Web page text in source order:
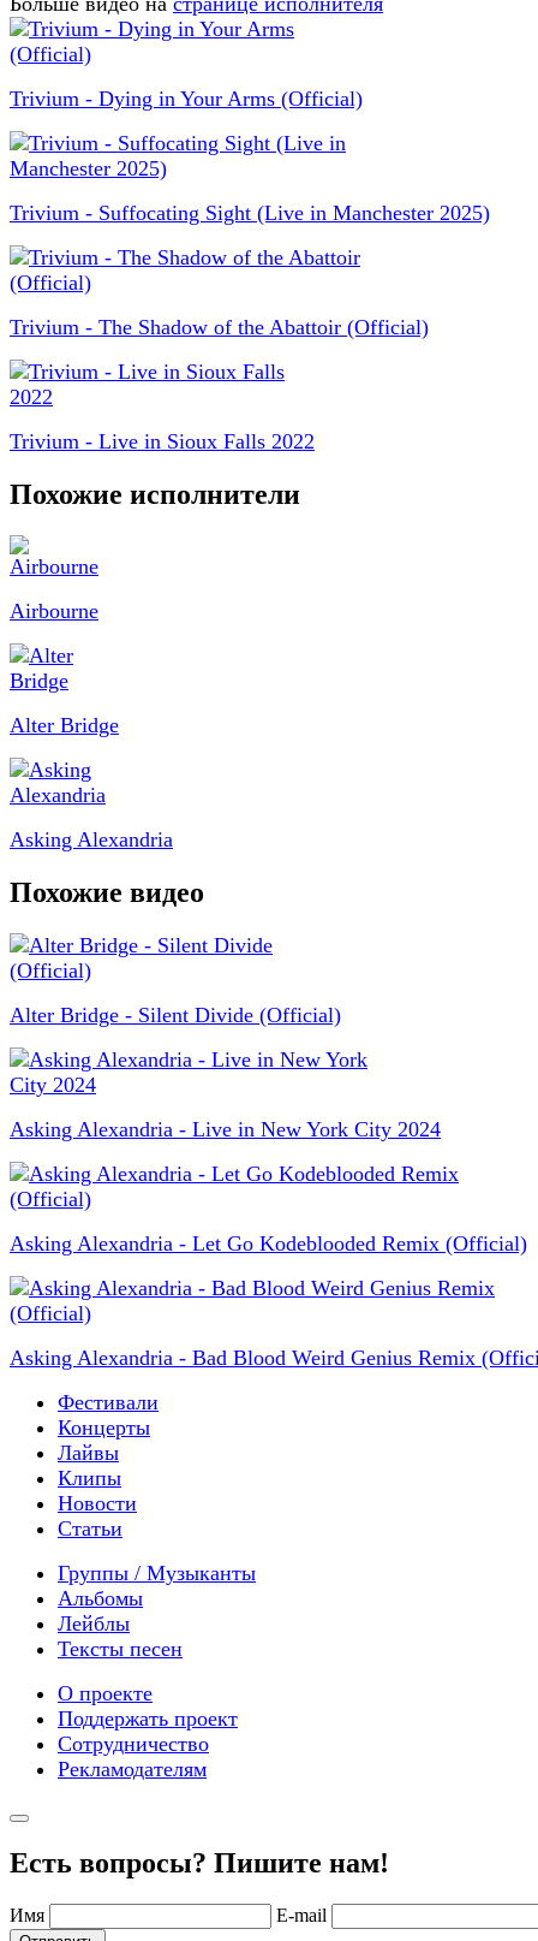
Trivium - Dying in Your Arms (Official)
Trivium - Suffocating Sight (Live in Manchester 2025)
Trivium - The Shadow of the Abattoir (Official)
Trivium - Live in Sioux Falls 2022
Похожие исполнители
Airbourne
Alter Bridge
Asking Alexandria
Похожие видео
Alter Bridge - Silent Divide (Official)
Asking Alexandria - Live in New York City 2024
Asking Alexandria - Let Go Kodeblooded Remix (Official)
Asking Alexandria - Bad Blood Weird Genius Remix
Фестивали
Концерты
Лайвы
Клипы
Новости
Статьи
Группы / Музыканты
Альбомы
Лейблы
Тексты песен
О проекте
Поддержать проект
Сотрудничество
Рекламодателям
Есть вопросы? Пишите нам!
Имя E-mail